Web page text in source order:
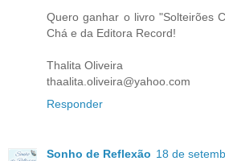
Quero ganhar o livro "Solteirões
Chá e da Editora Record!
Thalita Oliveira
thaalita.oliveira@yahoo.com
Responder
Sonho de Reflexão 18 de